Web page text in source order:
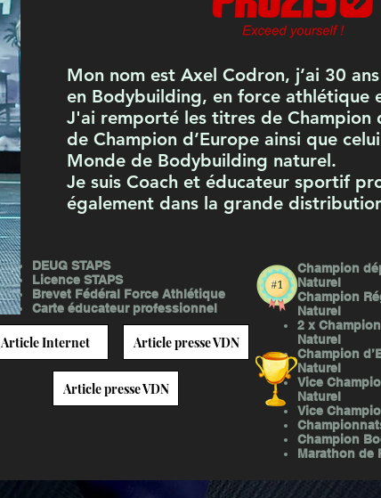
Mon nom est Axel Codron, j’ai 30
en Bodybuilding, en force athlétique
J'ai remporté les titres de Champion
de Champion d’Europe ainsi que
Monde de Bodybuilding naturel.
Je suis Coach et éducateur sportif
également dans la grande
DEUG STAPS
Licence STAPS
Brevet Fédéral Force Athlétique
Carte éducateur professionnel
Champion
Naturel
Champion
Naturel
2 x
Naturel
Champion
Naturel
Vice
Naturel
Vice
Champion
Marathon de
Article Internet Article presse VDN
Article presse VDN